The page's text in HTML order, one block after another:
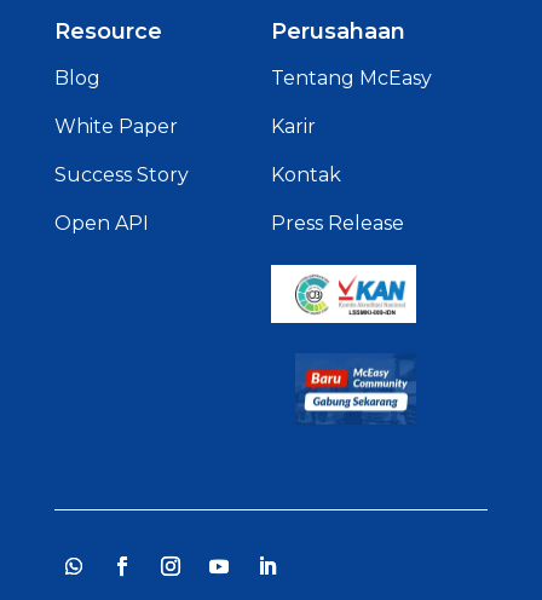
Resource
Blog
White Paper
Success Story
Open API
Perusahaan
Tentang McEasy
Karir
Kontak
Press Release